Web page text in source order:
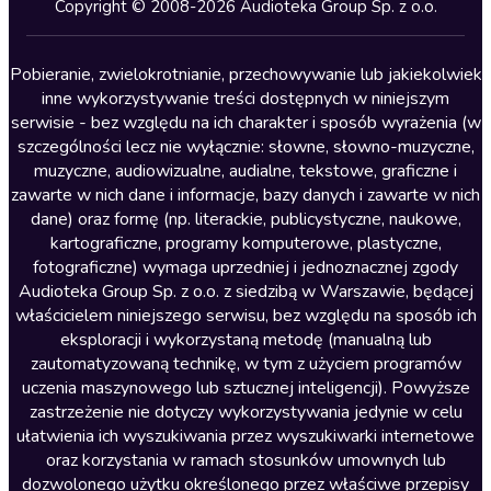
Lektury szkolne
Literatura anglojęzyczna
Literatura faktu
Literatura obyczajowa
Literatura piękna obca
Literatura piękna polska
Nagrania relaksacyjne
Nauka języków
Nauki humanistyczne
Podcasty i audycje
Polityka
Prasa
Religia
Copyright © 2008-2026 Audioteka Group Sp. z o.o.
Pobieranie, zwielokrotnianie, przechowywanie lub jakiekolwiek
inne wykorzystywanie treści dostępnych w niniejszym
serwisie - bez względu na ich charakter i sposób wyrażenia (w
szczególności lecz nie wyłącznie: słowne, słowno-muzyczne,
muzyczne, audiowizualne, audialne, tekstowe, graficzne i
zawarte w nich dane i informacje, bazy danych i zawarte w nich
dane) oraz formę (np. literackie, publicystyczne, naukowe,
kartograficzne, programy komputerowe, plastyczne,
fotograficzne) wymaga uprzedniej i jednoznacznej zgody
Audioteka Group Sp. z o.o. z siedzibą w Warszawie, będącej
właścicielem niniejszego serwisu, bez względu na sposób ich
eksploracji i wykorzystaną metodę (manualną lub
zautomatyzowaną technikę, w tym z użyciem programów
uczenia maszynowego lub sztucznej inteligencji). Powyższe
zastrzeżenie nie dotyczy wykorzystywania jedynie w celu
ułatwienia ich wyszukiwania przez wyszukiwarki internetowe
oraz korzystania w ramach stosunków umownych lub
dozwolonego użytku określonego przez właściwe przepisy